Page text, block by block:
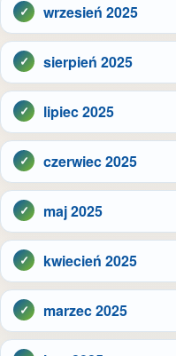
wrzesień 2025
sierpień 2025
lipiec 2025
czerwiec 2025
maj 2025
kwiecień 2025
marzec 2025